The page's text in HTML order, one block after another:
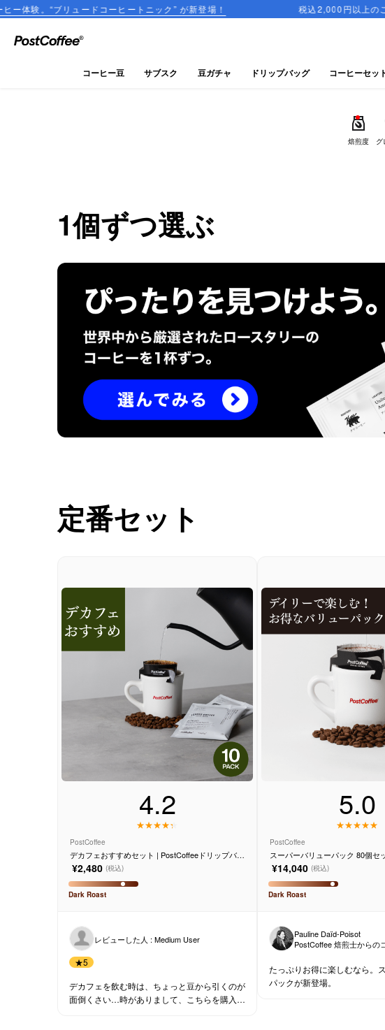
ドコーヒートニック” が新登場！ 税込2,000円以上のご購入で送料無料
close
keyboard_arrow_right
ミルク・フード類
コーヒーのサブスク
焙煎度 グ
1個ずつ選ぶ
定番セット
4.2
PostCoffee
デカフェおすすめセット | PostCoffeeドリップバッ
グ
¥2,480 (税込)
Dark Roast
レビューした人 : Medium User
★5
デカフェを飲む時は、ちょっと豆から引くのが
面倒くさい…時がありまして、こちらを購入。
5.0
PostCoffee
スーパーバリューパック 80個セ
ッグ
¥14,040 (税込)
Dark Roast
Pauline Daïd-Poisot
PostCoffee 焙煎士からの
たっぷりお得に楽しむなら。
パックが新登場。
コーヒー豆 サブスク 豆ガチャ ドリップバッグ コーヒーセッ